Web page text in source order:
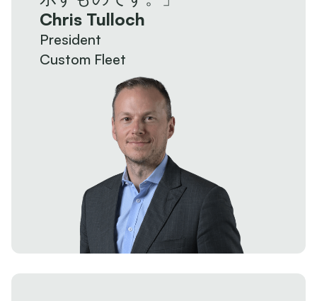
Chris Tulloch
President
Custom Fleet